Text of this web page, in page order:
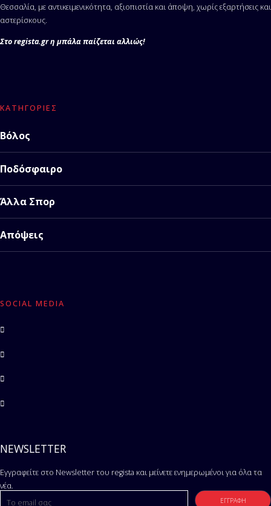
Θεσσαλία, με αντικειμενικότητα, αξιοπιστία και άποψη, χωρίς εξαρτήσεις και
αστερίσκους.
Στο regista.gr η μπάλα παίζεται αλλιώς!
ΚΑΤΗΓΟΡΊΕΣ
Βόλος
Ποδόσφαιρο
Άλλα Σπορ
Απόψεις
SOCIAL MEDIA
NEWSLETTER
Εγγραφείτε στο Newsletter του regista και μείνετε ενημερωμένοι για όλα τα
νέα.